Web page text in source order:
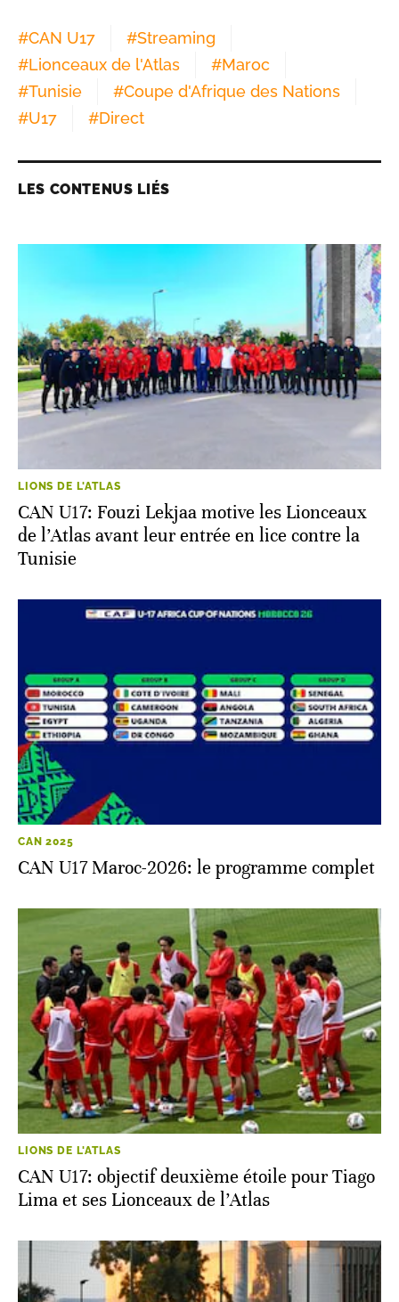
#CAN U17 #Streaming
#Lionceaux de l'Atlas #Maroc
#Tunisie #Coupe d'Afrique des Nations
#U17 #Direct
LES CONTENUS LIÉS
LIONS DE L'ATLAS
CAN U17: Fouzi Lekjaa motive les Lionceaux
de l’Atlas avant leur entrée en lice contre la
Tunisie
CAN 2025
CAN U17 Maroc-2026: le programme complet
LIONS DE L'ATLAS
CAN U17: objectif deuxième étoile pour Tiago
Lima et ses Lionceaux de l’Atlas